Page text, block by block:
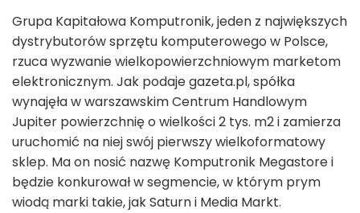
Grupa Kapitałowa Komputronik, jeden z największych
dystrybutorów sprzętu komputerowego w Polsce,
rzuca wyzwanie wielkopowierzchniowym marketom
elektronicznym. Jak podaje gazeta.pl, spółka
wynajęła w warszawskim Centrum Handlowym
Jupiter powierzchnię o wielkości 2 tys. m2i zamierza
uruchomić na niej swój pierwszy wielkoformatowy
sklep. Ma on nosić nazwę Komputronik Megastore i
będzie konkurował w segmencie, w którym prym
wiodą marki takie, jak Saturn i Media Markt.